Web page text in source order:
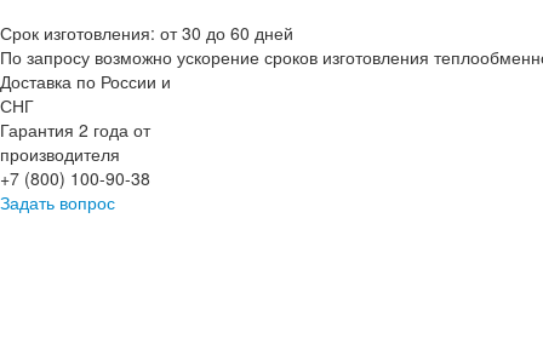
Срок изготовления: от 30 до 60 дней
По запросу возможно ускорение сроков изготовления
Доставка по России и
СНГ
Гарантия 2 года от
производителя
+7 (800) 100-90-38
Задать вопрос